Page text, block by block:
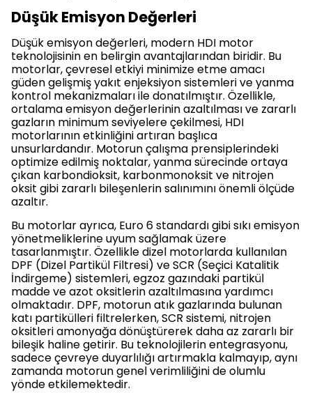
Düşük Emisyon Değerleri
Düşük emisyon değerleri, modern HDI motor
teknolojisinin en belirgin avantajlarından biridir. Bu
motorlar, çevresel etkiyi minimize etme amacı
güden gelişmiş yakıt enjeksiyon sistemleri ve yanma
kontrol mekanizmaları ile donatılmıştır. Özellikle,
ortalama emisyon değerlerinin azaltılması ve zararlı
gazların minimum seviyelere çekilmesi, HDI
motorlarının etkinliğini artıran başlıca
unsurlardandır. Motorun çalışma prensiplerindeki
optimize edilmiş noktalar, yanma sürecinde ortaya
çıkan karbondioksit, karbonmonoksit ve nitrojen
oksit gibi zararlı bileşenlerin salınımını önemli ölçüde
azaltır.
Bu motorlar ayrıca, Euro 6 standardı gibi sıkı emisyon
yönetmeliklerine uyum sağlamak üzere
tasarlanmıştır. Özellikle dizel motorlarda kullanılan
DPF (Dizel Partikül Filtresi) ve SCR (Seçici Katalitik
İndirgeme) sistemleri, egzoz gazındaki partikül
madde ve azot oksitlerin azaltılmasına yardımcı
olmaktadır. DPF, motorun atık gazlarında bulunan
katı partikülleri filtrelerken, SCR sistemi, nitrojen
oksitleri amonyağa dönüştürerek daha az zararlı bir
bileşik haline getirir. Bu teknolojilerin entegrasyonu,
sadece çevreye duyarlılığı artırmakla kalmayıp, aynı
zamanda motorun genel verimliliğini de olumlu
yönde etkilemektedir.